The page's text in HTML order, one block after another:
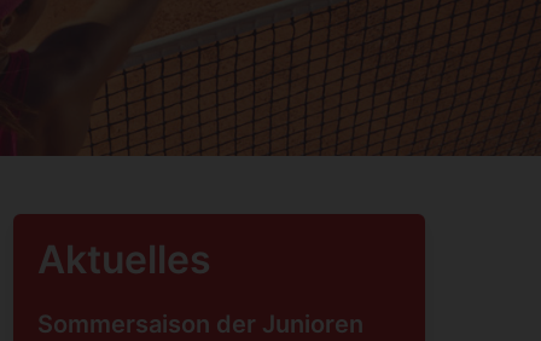
Aktuelles
Sommersaison der Junioren